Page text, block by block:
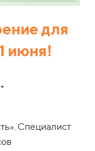
для
июня!
Специалист